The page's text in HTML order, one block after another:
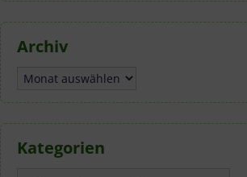
Archiv
Archiv
Kategorien